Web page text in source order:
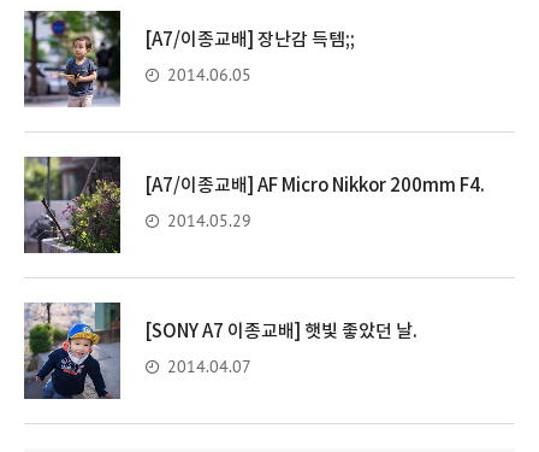
[A7/이종교배] 장난감 득템;;
2014.06.05
[A7/이종교배] AF Micro Nikkor 200mm F4.
2014.05.29
[SONY A7 이종교배] 햇빛 좋았던 날.
2014.04.07